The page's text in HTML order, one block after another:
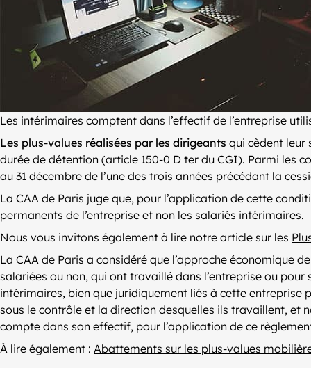
Les intérimaires comptent dans l’effectif de l’entreprise
Les plus-values réalisées par les dirigeants qui cèdent leur
durée de détention (article 150-0 D ter du CGI). Parmi les
au 31 décembre de l’une des trois années précédant la
La CAA de Paris juge que, pour l’application de cette
permanents de l’entreprise et non les salariés intérimaires.
Nous vous invitons également à lire notre article sur les
La CAA de Paris a considéré que l’approche économique
salariées ou non, qui ont travaillé dans l’entreprise ou
intérimaires, bien que juridiquement liés à cette
sous le contrôle et la direction desquelles ils travaillent, et
compte dans son effectif, pour l’application de ce
À lire également : Abattements sur les plus-values